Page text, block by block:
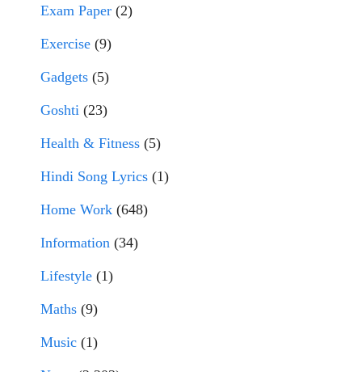
Exam Paper (2)
Exercise (9)
Gadgets (5)
Goshti (23)
Health & Fitness (5)
Hindi Song Lyrics (1)
Home Work (648)
Information (34)
Lifestyle (1)
Maths (9)
Music (1)